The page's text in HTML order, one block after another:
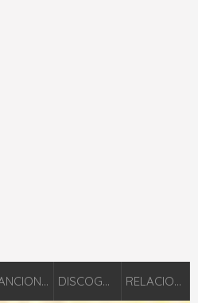
CANCIONES DISCOGRAFÍA RELACIONADOS